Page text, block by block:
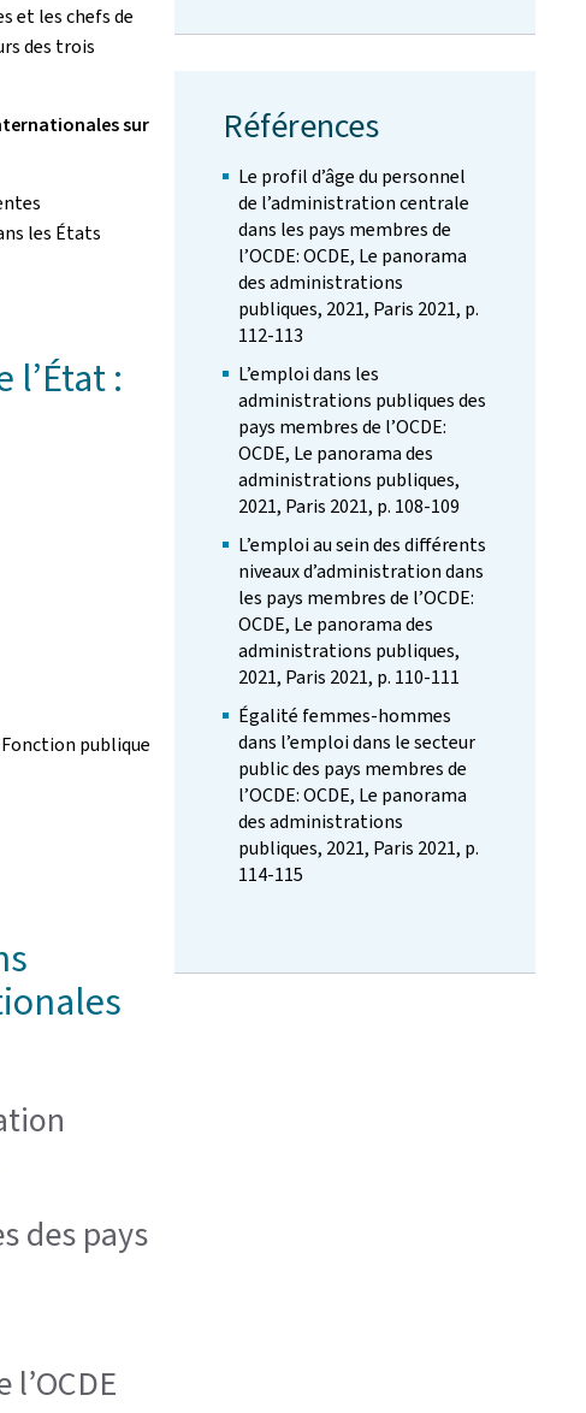
et les chefs de
des trois
sur
les États
l’État :
publique
des pays
Références
Le profil d’âge du personnel
de l’administration centrale
dans les pays membres de
l’OCDE: OCDE, Le panorama
des administrations
publiques, 2021, Paris 2021, p.
112-113
L’emploi dans les
administrations publiques des
pays membres de l’OCDE:
OCDE, Le panorama des
administrations publiques,
2021, Paris 2021, p. 108-109
L’emploi au sein des différents
niveaux d’administration dans
les pays membres de l’OCDE:
OCDE, Le panorama des
administrations publiques,
2021, Paris 2021, p. 110-111
Égalité femmes-hommes
dans l’emploi dans le secteur
public des pays membres de
l’OCDE: OCDE, Le panorama
des administrations
publiques, 2021, Paris 2021, p.
114-115